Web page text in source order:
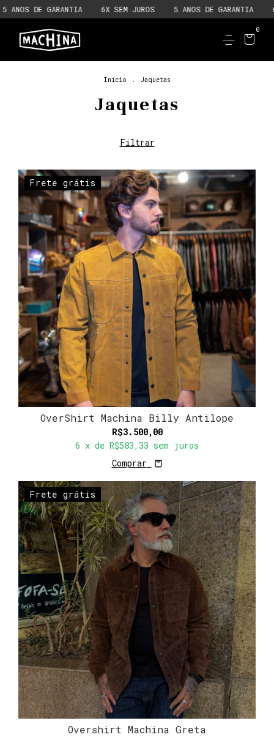
SEM JUROS 5 ANOS DE GARANTIA 6X SEM JUROS 5 ANOS
0
Início . Jaquetas
Jaquetas
Filtrar
Frete grátis
OverShirt Machina Billy Antilope
R$3.500,00
6 x de R$583,33 sem juros
Comprar
Frete grátis
Overshirt Machina Greta